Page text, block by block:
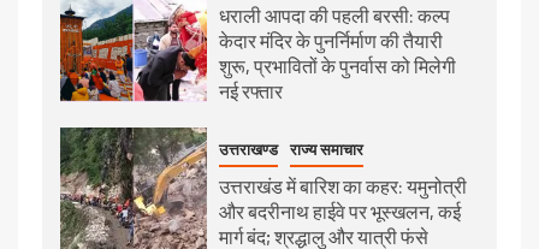
धराली आपदा की पहली बरसी: कल्प
केदार मंदिर के पुनर्निर्माण की तैयारी
शुरू, प्रभावितों के पुनर्वास को मिलेगी
नई रफ्तार
उत्तराखण्ड राज्य समाचार
उत्तराखंड में बारिश का कहर: यमुनोत्री
और बदरीनाथ हाईवे पर भूस्खलन, कई
मार्ग बंद; श्रद्धालु और यात्री फंसे